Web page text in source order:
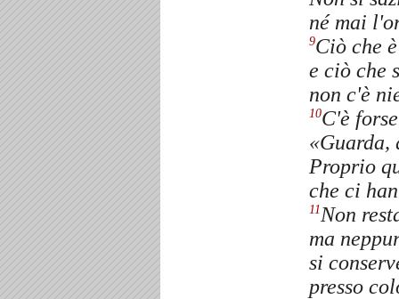
né mai
9Ciò che
e ciò che
non c'è
10C'è
«Guarda,
Proprio
che ci
11 Non
ma
si
presso